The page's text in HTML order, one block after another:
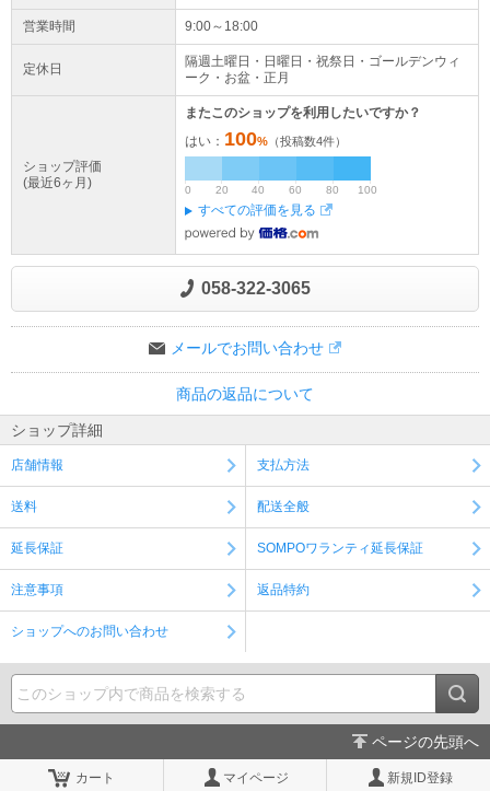
営業時間 9:00～18:00
定休日
隔週土曜日・日曜日・祝祭日・ゴールデンウィ
ーク・お盆・正月
ショップ評価
(最近6ヶ月)
またこのショップを利用したいですか？
はい： 100% （投稿数4件）
0 20 40 60 80 100
すべての評価を見る
058-322-3065
メールでお問い合わせ
商品の返品について
ショップ詳細
店舗情報 支払方法
送料 配送全般
延長保証 SOMPOワランティ延長保証
注意事項 返品特約
ショップへのお問い合わせ
ページの先頭へ
カート マイページ 新規ID登録